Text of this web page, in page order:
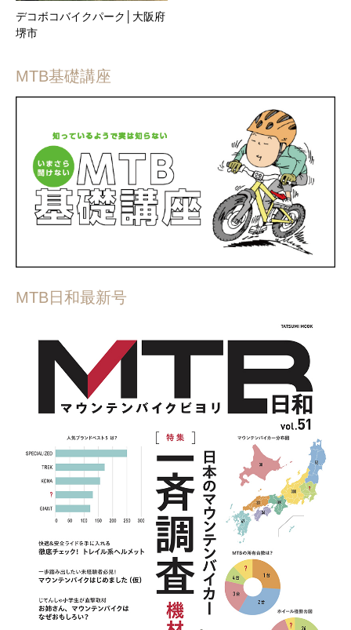
デコボコバイクパーク│大阪府
堺市
MTB基礎講座
MTB日和最新号